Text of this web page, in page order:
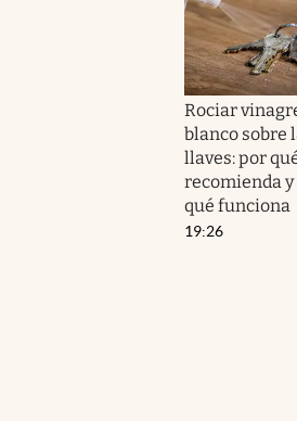
Rociar
blanco sobre
llaves: por
recomienda y
qué funciona
19:26